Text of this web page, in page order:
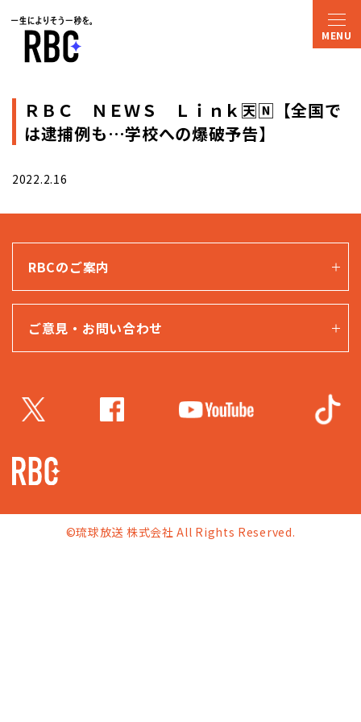
ＲＢＣ ＮＥＷＳ Ｌｉｎｋ🈗🄽【全国で
は逮捕例も…学校への爆破予告】
2022.2.16
RBCのご案内
ご意見・お問い合わせ
©琉球放送 株式会社 All Rights Reserved.